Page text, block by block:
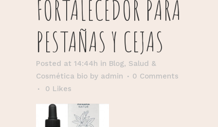
FORTALECEDOR PARA
PESTAÑAS Y CEJAS
Posted at 14:44h in Blog, Salud &
Cosmética bio by admin
0 Comments
0 Likes